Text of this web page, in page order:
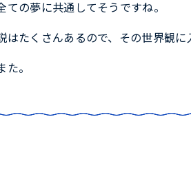
ての夢に共通してそうですね。
はたくさんあるので、その世界観
。